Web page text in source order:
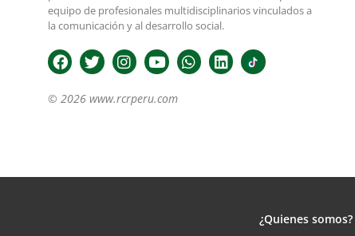
equipo de profesionales multidisciplinarios vinculados a
la comunicación y al desarrollo social.
© 2026 www.rcrperu.com
¿Quienes somos?